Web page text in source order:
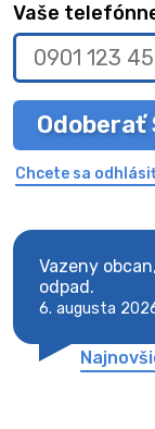
Vaše
Odoberať
Chcete sa
Vazeny
odpad.
6. augusta